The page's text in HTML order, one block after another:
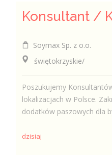
Soymax Sp. z o.o.
świętokrzyskie/
Poszukujemy
lokalizacjach w Polsce.
dodatków paszowych dla
dzisiaj